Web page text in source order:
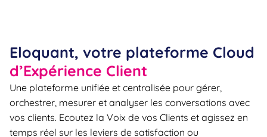
Eloquant, votre plateforme Cloud
d’Expérience Client
Une plateforme unifiée et centralisée pour gérer,
orchestrer, mesurer et analyser les conversations avec
vos clients. Ecoutez la Voix de vos Clients et agissez en
temps réel sur les leviers de satisfaction ou